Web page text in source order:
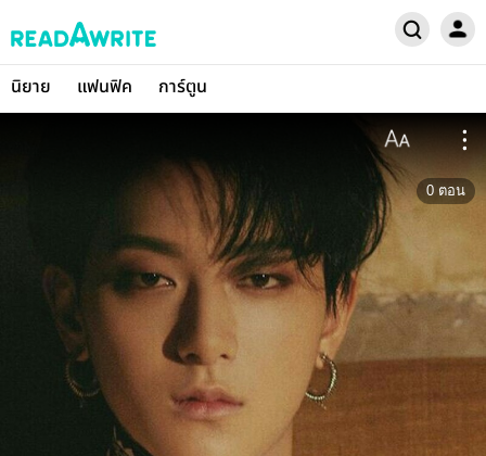
นิยาย แฟนฟิค การ์ตูน
0 ตอน